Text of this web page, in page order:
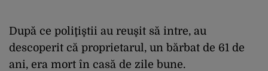
După ce poliţiştii au reuşit să intre, au
descoperit că proprietarul, un bărbat de 61 de
ani, era mort în casă de zile bune.